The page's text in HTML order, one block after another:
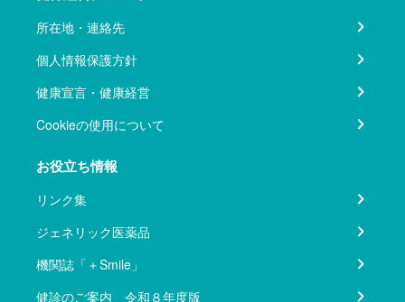
所在地・連絡先
個人情報保護方針
健康宣言・健康経営
Cookieの使用について
お役立ち情報
リンク集
ジェネリック医薬品
機関誌「＋Smile」
健診のご案内 令和８年度版